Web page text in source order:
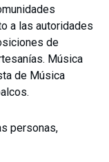
a las autoridades
de
Música
de Música